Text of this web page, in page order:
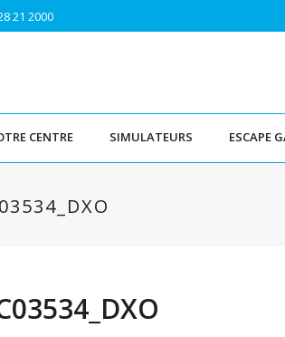
21 2000
CENTRE SIMULATEURS ESCAPE